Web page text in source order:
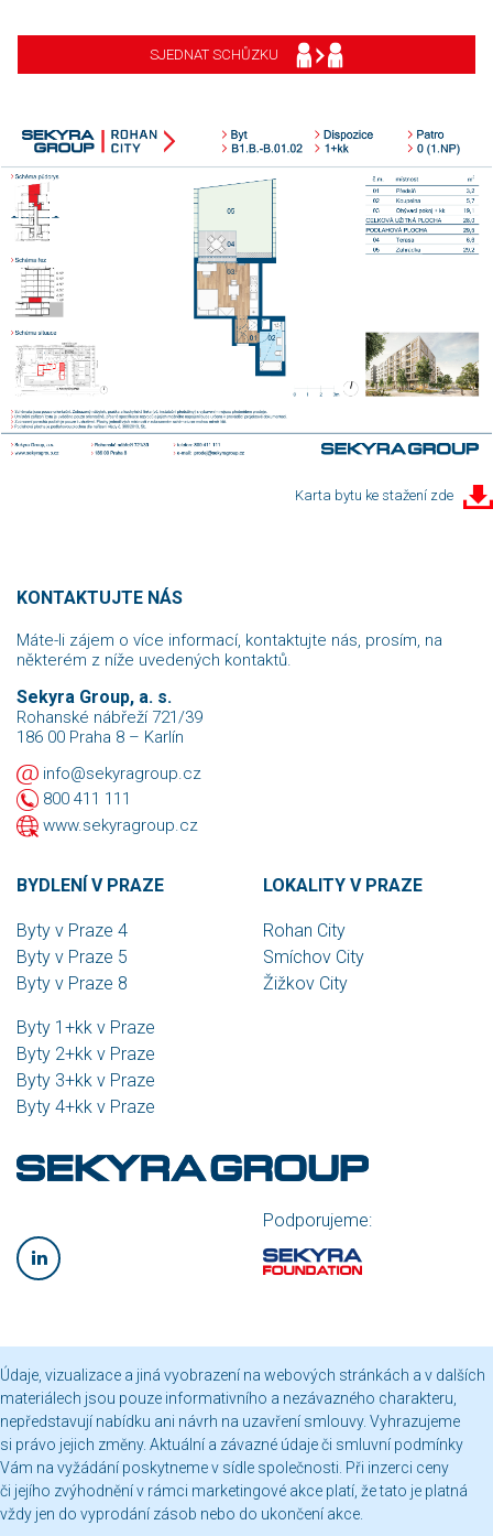
SJEDNAT SCHŮZKU
Karta bytu ke stažení zde
KONTAKTUJTE NÁS
Máte-li zájem o více informací, kontaktujte nás, prosím, na
některém z níže uvedených kontaktů.
Sekyra Group, a. s.
Rohanské nábřeží 721/39
186 00 Praha 8 – Karlín
info@sekyragroup.cz
800 411 111
www.sekyragroup.cz
LOKALITY V PRAZE
Rohan City
Smíchov City
Žižkov City
BYDLENÍ V PRAZE
Byty v Praze 4
Byty v Praze 5
Byty v Praze 8
Byty 1+kk v Praze
Byty 2+kk v Praze
Byty 3+kk v Praze
Byty 4+kk v Praze
Podporujeme:
Údaje, vizualizace a jiná vyobrazení na webových stránkách a v dalších
materiálech jsou pouze informativního a nezávazného charakteru,
nepředstavují nabídku ani návrh na uzavření smlouvy. Vyhrazujeme
si právo jejich změny. Aktuální a závazné údaje či smluvní podmínky
Vám na vyžádání poskytneme v sídle společnosti. Při inzerci ceny
či jejího zvýhodnění v rámci marketingové akce platí, že tato je platná
vždy jen do vyprodání zásob nebo do ukončení akce.